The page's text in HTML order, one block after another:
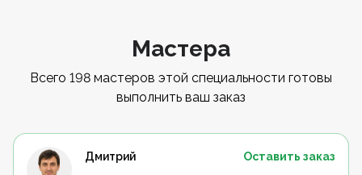
Мастера
Всего 198 мастеров этой специальности готовы
выполнить ваш заказ
Дмитрий
Оставить заказ